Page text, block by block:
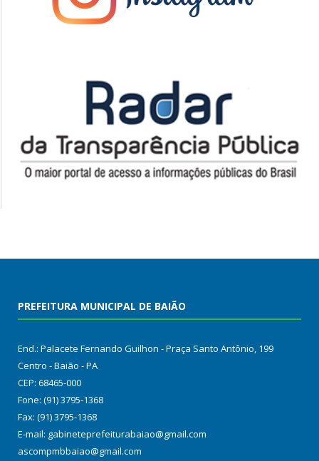
PREFEITURA MUNICIPAL DE BAIÃO
End.: Palacete Fernando Guilhon - Praça Santo Antônio, 199
Centro - Baião - PA
CEP: 68465-000
Fone: (91) 3795-1368
Fax: (91) 3795-1368
E-mail: gabineteprefeiturabaiao@gmail.com
ascompmbbaiao@gmail.com